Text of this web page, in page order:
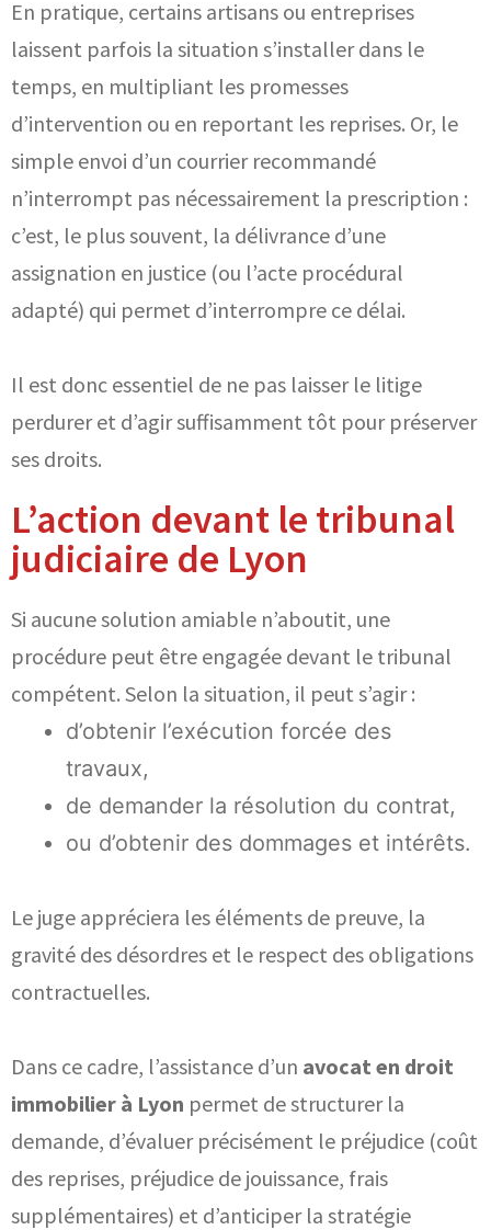
En pratique, certains artisans ou entreprises
laissent parfois la situation s’installer dans le
temps, en multipliant les promesses
d’intervention ou en reportant les reprises. Or, le
simple envoi d’un courrier recommandé
n’interrompt pas nécessairement la prescription :
c’est, le plus souvent, la délivrance d’une
assignation en justice (ou l’acte procédural
adapté) qui permet d’interrompre ce délai.
Il est donc essentiel de ne pas laisser le litige
perdurer et d’agir suffisamment tôt pour préserver
ses droits.
L’action devant le tribunal
judiciaire de Lyon
Si aucune solution amiable n’aboutit, une
procédure peut être engagée devant le tribunal
compétent. Selon la situation, il peut s’agir :
d’obtenir l’exécution forcée des
travaux,
de demander la résolution du contrat,
ou d’obtenir des dommages et intérêts.
Le juge appréciera les éléments de preuve, la
gravité des désordres et le respect des obligations
contractuelles.
Dans ce cadre, l’assistance d’un avocat en droit
immobilier à Lyon permet de structurer la
demande, d’évaluer précisément le préjudice (coût
des reprises, préjudice de jouissance, frais
supplémentaires) et d’anticiper la stratégie